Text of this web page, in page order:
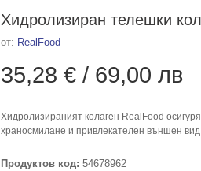
Хидролизиран телешки
от: RealFood
35,28 € / 69,00 лв
Хидролизираният колаген RealFood
храносмилане и привлекателен външен
Продуктов код: 54678962